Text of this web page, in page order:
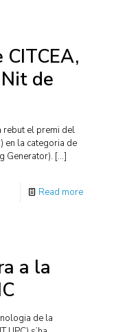
CITCEA,
de
rebut el premi del
en la categoria de
Generator). […]
Read more
a la
de la